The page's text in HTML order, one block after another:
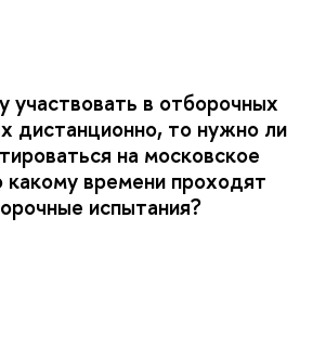
участвовать в отборочных
дистанционно, то нужно ли
на московское
времени проходят
испытания?